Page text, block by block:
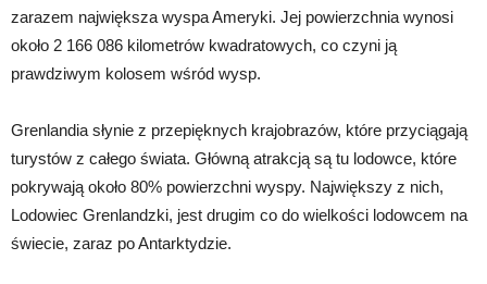
zarazem największa wyspa Ameryki. Jej powierzchnia wynosi
około 2 166 086 kilometrów kwadratowych, co czyni ją
prawdziwym kolosem wśród wysp.
Grenlandia słynie z przepięknych krajobrazów, które przyciągają
turystów z całego świata. Główną atrakcją są tu lodowce, które
pokrywają około 80% powierzchni wyspy. Największy z nich,
Lodowiec Grenlandzki, jest drugim co do wielkości lodowcem na
świecie, zaraz po Antarktydzie.